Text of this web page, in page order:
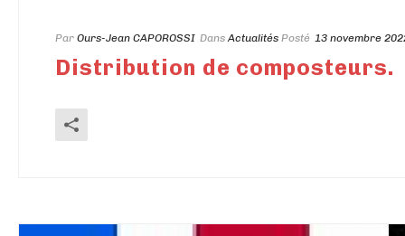
Par Ours-Jean CAPOROSSI DansActualités Posté 13 novembre
Distribution de composteurs.